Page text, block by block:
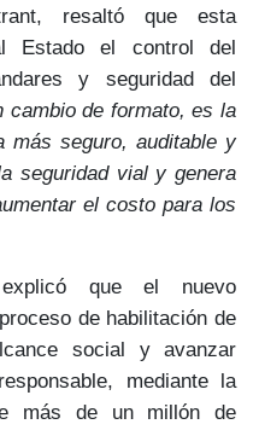
resaltó que esta
Estado el control del
y seguridaddel
cambio de formato, es la
más seguro, auditable y
seguridad vial y genera
el costo para los
que el nuevo
de habilitación de
social y avanzar
, mediante la
más de un millón de